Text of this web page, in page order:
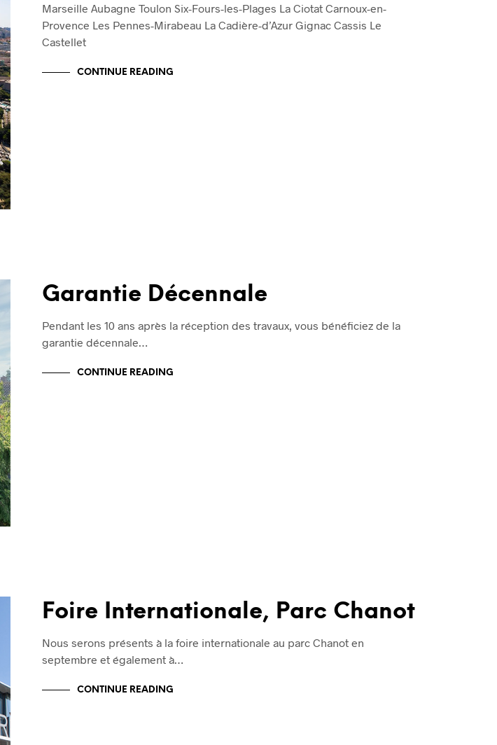
Marseille Aubagne Toulon Six-Fours-les-Plages La Ciotat Carnoux-en-
Provence Les Pennes-Mirabeau La Cadière-d’Azur Gignac Cassis Le
Castellet
CONTINUE READING
Garantie Décennale
Pendant les 10 ans après la réception des travaux, vous bénéficiez de la
garantie décennale…
CONTINUE READING
Foire Internationale, Parc Chanot
Nous serons présents à la foire internationale au parc Chanot en
septembre et également à…
CONTINUE READING